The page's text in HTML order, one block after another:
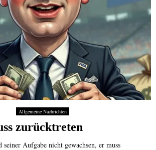
Allgemeine Nachrichten
zurücktreten
Aufgabe nicht gewachsen, er muss